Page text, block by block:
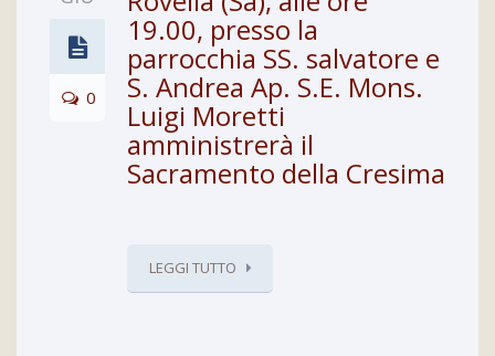
0
19.00, presso la
parrocchia SS. salvatore e
S. Andrea Ap. S.E. Mons.
Luigi Moretti
amministrerà il
Sacramento della Cresima
LEGGI TUTTO